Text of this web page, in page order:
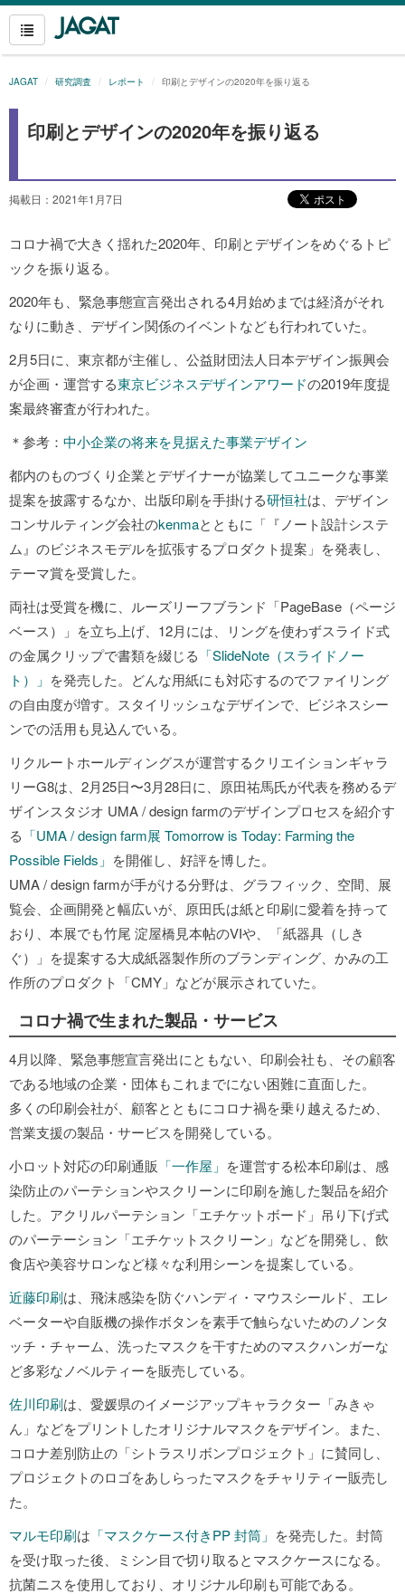
JAGAT 研究調査 レポート 印刷とデザインの2020年を振り返る
印刷とデザインの2020年を振り返る
掲載日：2021年1月7日
コロナ禍で大きく揺れた2020年、印刷とデザインをめぐるトピ
ックを振り返る。
2020年も、緊急事態宣言発出される4月始めまでは経済がそれ
なりに動き、デザイン関係のイベントなども行われていた。
2月5日に、東京都が主催し、公益財団法人日本デザイン振興会
が企画・運営する東京ビジネスデザインアワードの2019年度提
案最終審査が行われた。
＊参考： 中小企業の将来を見据えた事業デザイン
都内のものづくり企業とデザイナーが協業してユニークな事業
提案を披露するなか、出版印刷を手掛ける研恒社は、デザイン
コンサルティング会社のkenmaとともに「『ノート設計システ
ム』のビジネスモデルを拡張するプロダクト提案」を発表し、
テーマ賞を受賞した。
両社は受賞を機に、ルーズリーフブランド「PageBase（ページ
ベース）」を立ち上げ、12月には、リングを使わずスライド式
の金属クリップで書類を綴じる 「SlideNote（スライドノー
ト）」 を発売した。どんな用紙にも対応するのでファイリング
の自由度が増す。スタイリッシュなデザインで、ビジネスシー
ンでの活用も見込んでいる。
リクルートホールディングスが運営するクリエイションギャラ
リーG8は、2月25日〜3月28日に、原田祐馬氏が代表を務めるデ
ザインスタジオ UMA / design farmのデザインプロセスを紹介す
る 「UMA / design farm展 Tomorrow is Today: Farming the
Possible Fields」 を開催し、好評を博した。
UMA / design farmが手がける分野は、グラフィック、空間、展
覧会、企画開発と幅広いが、原田氏は紙と印刷に愛着を持って
おり、本展でも竹尾 淀屋橋見本帖のVIや、「紙器具（しき
ぐ）」を提案する大成紙器製作所のブランディング、かみの工
作所のプロダクト「CMY」などが展示されていた。
コロナ禍で生まれた製品・サービス
4月以降、緊急事態宣言発出にともない、印刷会社も、その顧客
である地域の企業・団体もこれまでにない困難に直面した。
多くの印刷会社が、顧客とともにコロナ禍を乗り越えるため、
営業支援の製品・サービスを開発している。
小ロット対応の印刷通販 「一作屋」 を運営する松本印刷は、感
染防止のパーテションやスクリーンに印刷を施した製品を紹介
した。アクリルパーテション「エチケットボード」吊り下げ式
のパーテーション「エチケットスクリーン」などを開発し、飲
食店や美容サロンなど様々な利用シーンを提案している。
近藤印刷は、飛沫感染を防ぐハンディ・マウスシールド、エレ
ベーターや自販機の操作ボタンを素手で触らないためのノンタ
ッチ・チャーム、洗ったマスクを干すためのマスクハンガーな
ど多彩なノベルティーを販売している。
佐川印刷は、愛媛県のイメージアップキャラクター「みきゃ
ん」などをプリントしたオリジナルマスクをデザイン。また、
コロナ差別防止の「シトラスリボンプロジェクト」に賛同し、
プロジェクトのロゴをあしらったマスクをチャリティー販売し
た。
マルモ印刷は 「マスクケース付きPP 封筒」 を発売した。封筒
を受け取った後、ミシン目で切り取るとマスクケースになる。
抗菌ニスを使用しており、オリジナル印刷も可能である。